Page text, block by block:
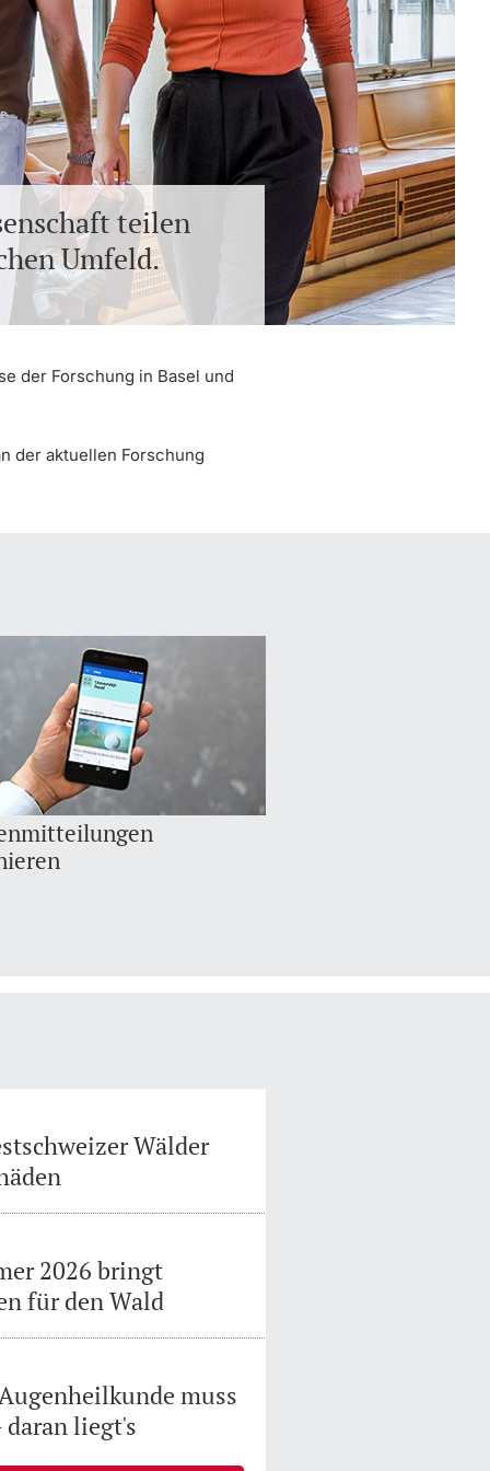
teilen
Umfeld.
der Forschung in Basel und
der aktuellen Forschung
Wälder
2026 bringt
für den Wald
muss
liegt's